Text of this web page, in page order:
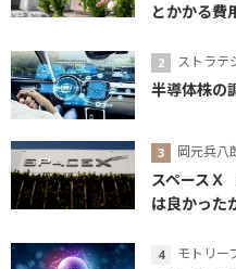
とかかる費
ストラテ
半導体株の
岡元兵八
スペースＸ
は良かった
モトリー